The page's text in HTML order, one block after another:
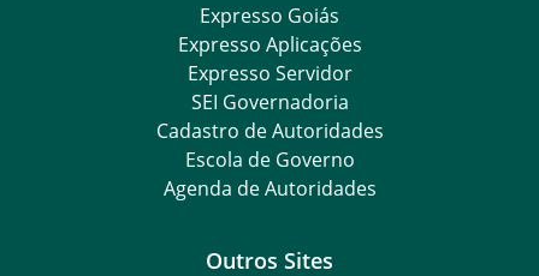
Expresso Goiás
Expresso Aplicações
Expresso Servidor
SEI Governadoria
Cadastro de Autoridades
Escola de Governo
Agenda de Autoridades
Outros Sites